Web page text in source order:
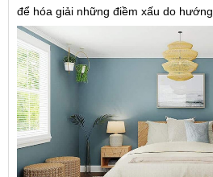
để hóa giải những điềm xấu do